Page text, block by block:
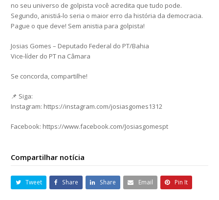
no seu universo de golpista você acredita que tudo pode.
Segundo, anistiá-lo seria o maior erro da história da democracia.
Pague o que deve! Sem anistia para golpista!
Josias Gomes – Deputado Federal do PT/Bahia
Vice-líder do PT na Câmara
Se concorda, compartilhe!
📌 Siga:
Instagram: https://instagram.com/josiasgomes1312
Facebook: https://www.facebook.com/Josiasgomespt
Compartilhar notícia
Tweet Share Share Email Pin It